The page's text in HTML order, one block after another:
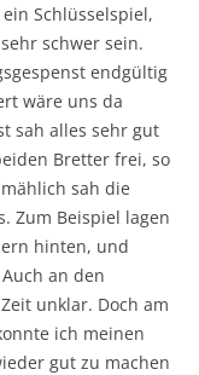
Schlüsselspiel,
schwer sein.
endgültig
wäre uns da
sah alles sehr gut
Bretter frei, so
sah die
Zum Beispiel lagen
hinten, und
an den
unklar. Doch am
ich meinen
gut zu machen